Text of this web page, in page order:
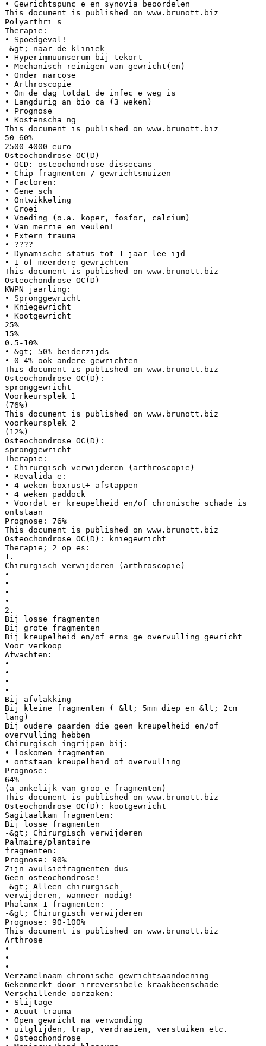
• Gewrichtspunc e en synovia beoordelen
This document is published on www.brunott.biz
Polyarthri s
Therapie:
• Spoedgeval!
-&gt; naar de kliniek
• Hyperimmuunserum bij tekort
• Mechanisch reinigen van gewricht(en)
• Onder narcose
• Arthroscopie
• Om de dag totdat de infec e weg is
• Langdurig an bio ca (3 weken)
• Prognose
• Kostenscha ng
This document is published on www.brunott.biz
50-60%
2500-4000 euro
Osteochondrose OC(D)
• OCD: osteochondrose dissecans
• Chip-fragmenten / gewrichtsmuizen
• Factoren:
• Gene sch
• Ontwikkeling
• Groei
• Voeding (o.a. koper, fosfor, calcium)
• Van merrie en veulen!
• Extern trauma
• ????
• Dynamische status tot 1 jaar lee ijd
• 1 of meerdere gewrichten
This document is published on www.brunott.biz
Osteochondrose OC(D)
KWPN jaarling:
• Spronggewricht
• Kniegewricht
• Kootgewricht
25%
15%
0.5-10%
• &gt; 50% beiderzijds
• 0-4% ook andere gewrichten
This document is published on www.brunott.biz
Osteochondrose OC(D):
spronggewricht
Voorkeursplek 1
(76%)
This document is published on www.brunott.biz
voorkeursplek 2
(12%)
Osteochondrose OC(D):
spronggewricht
Therapie:
• Chirurgisch verwijderen (arthroscopie)
• Revalida e:
• 4 weken boxrust+ afstappen
• 4 weken paddock
• Voordat er kreupelheid en/of chronische schade is
ontstaan
Prognose: 76%
This document is published on www.brunott.biz
Osteochondrose OC(D): kniegewricht
Therapie; 2 op es:
1.
Chirurgisch verwijderen (arthroscopie)
•
•
•
•
2.
Bij losse fragmenten
Bij grote fragmenten
Bij kreupelheid en/of erns ge overvulling gewricht
Voor verkoop
Afwachten:
•
•
•
•
Bij afvlakking
Bij kleine fragmenten ( &lt; 5mm diep en &lt; 2cm
lang)
Bij oudere paarden die geen kreupelheid en/of
overvulling hebben
Chirurgisch ingrijpen bij:
• loskomen fragmenten
• ontstaan kreupelheid of overvulling
Prognose:
64%
(a ankelijk van groo e fragmenten)
This document is published on www.brunott.biz
Osteochondrose OC(D): kootgewricht
Sagitaalkam fragmenten:
Bij losse fragmenten
-&gt; Chirurgisch verwijderen
Palmaire/plantaire
fragmenten:
Prognose: 90%
Zijn avulsiefragmenten dus
Geen osteochondrose!
-&gt; Alleen chirurgisch
verwijderen, wanneer nodig!
Phalanx-1 fragmenten:
-&gt; Chirurgisch verwijderen
Prognose: 90-100%
This document is published on www.brunott.biz
Arthrose
•
•
•
Verzamelnaam chronische gewrichtsaandoening
Gekenmerkt door irreversibele kraakbeenschade
Verschillende oorzaken:
• Slijtage
• Acuut trauma
• Open gewricht na verwonding
• uitglijden, trap, verdraaien, verstuiken etc.
• Osteochondrose